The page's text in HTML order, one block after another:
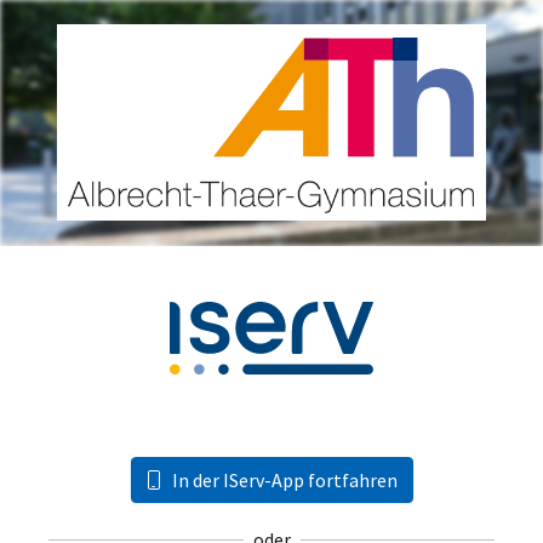
In der IServ-App fortfahren